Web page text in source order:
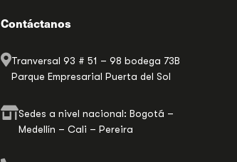
Contáctanos
Tranversal 93 # 51 – 98 bodega 73B
Parque Empresarial Puerta del Sol
Sedes a nivel nacional: Bogotá –
Medellín – Cali – Pereira